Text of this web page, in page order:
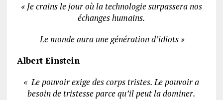
« Je crains le jour où la technologie surpassera nos
échanges humains.
Le monde aura une génération d’idiots »
Albert Einstein
« Le pouvoir exige des corps tristes. Le pouvoir a
besoin de tristesse parce qu’il peut la dominer.